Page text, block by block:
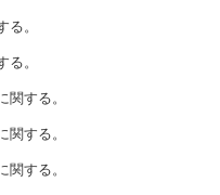
。
。
する。
する。
する。